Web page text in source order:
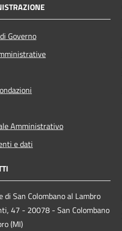
Governo
Amministrativo
e dati
di San Colombano al Lambro
47 - 20078 - San Colombano
(MI)